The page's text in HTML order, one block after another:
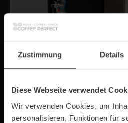
Zustimmung Details
Diese Webseite verwendet
Wir verwenden Cookies, um
personalisieren, Funktionen für
Festwasser-System
Mit dem